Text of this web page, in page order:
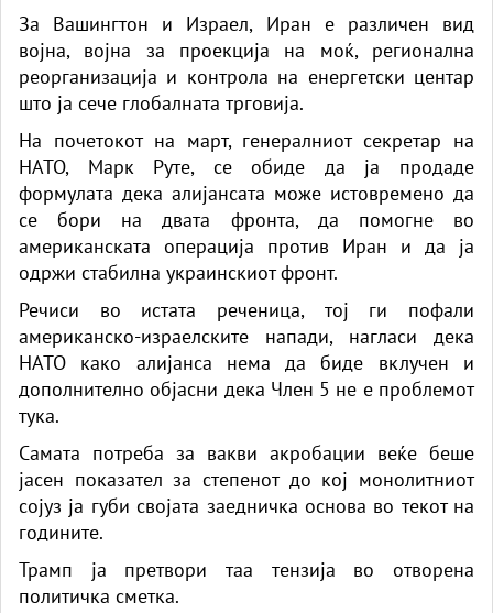
За Вашингтон и Израел, Иран е различен вид
војна, војна за проекција на моќ, регионална
реорганизација и контрола на енергетски центар
што ја сече глобалната трговија.
На почетокот на март, генералниот секретар на
НАТО, Марк Руте, се обиде да ја продаде
формулата дека алијансата може истовремено да
се бори на двата фронта, да помогне во
американската операција против Иран и да ја
одржи стабилна украинскиот фронт.
Речиси во истата реченица, тој ги пофали
американско-израелските напади, нагласи дека
НАТО како алијанса нема да биде вклучен и
дополнително објасни дека Член 5 не е проблемот
тука.
Самата потреба за вакви акробации веќе беше
јасен показател за степенот до кој монолитниот
сојуз ја губи својата заедничка основа во текот на
годините.
Трамп ја претвори таа тензија во отворена
политичка сметка.